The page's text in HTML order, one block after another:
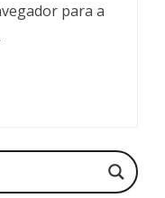
para a